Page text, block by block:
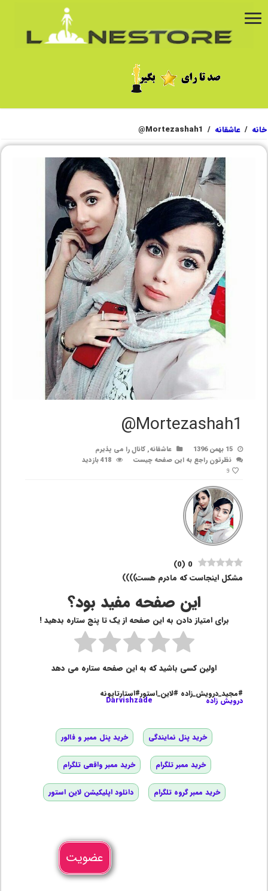
خانه / عاشقانه /
Mortezashah1@
Mortezashah1@
15 بهمن 1396 عاشقانه,کانال را می پذیرم
نظرتون راجع به این صفحه چیست
418 بازدید
9
0
(
0
)
مشکل اینجاست که مادرم هست))))
این صفحه مفید بود؟
برای امتیاز دادن به این صفحه از یک تا پنج ستاره بدهید !
اولین کسی باشید که به این صفحه ستاره می دهد
#مجید_درویش_زاده #لاین_استور#استارتاپونه
درویش زاده Darvishzade
خرید پنل نمایندگی خرید پنل ممبر و فالور
خرید ممبر تلگرام خرید ممبر واقعی تلگرام
خرید ممبر گروه تلگرام دانلود اپلیکیشن لاین استور
عضویت